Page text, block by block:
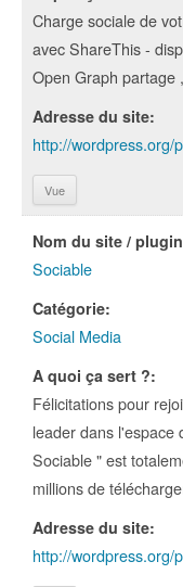
Charge sociale de
avec ShareThis -
Open Graph partage
Adresse du site:
http://wordpress.org/
Vue
Nom du site /
Sociable
Catégorie:
Social Media
A quoi ça sert ?:
Félicitations pour
leader dans l'espace
Sociable " est
millions de
Adresse du site:
http://wordpress.org/